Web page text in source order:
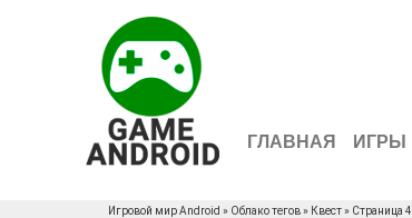
ГЛАВНАЯ ИГРЫ
Игровой мир Android » Облако тегов» Квест » Страница 4